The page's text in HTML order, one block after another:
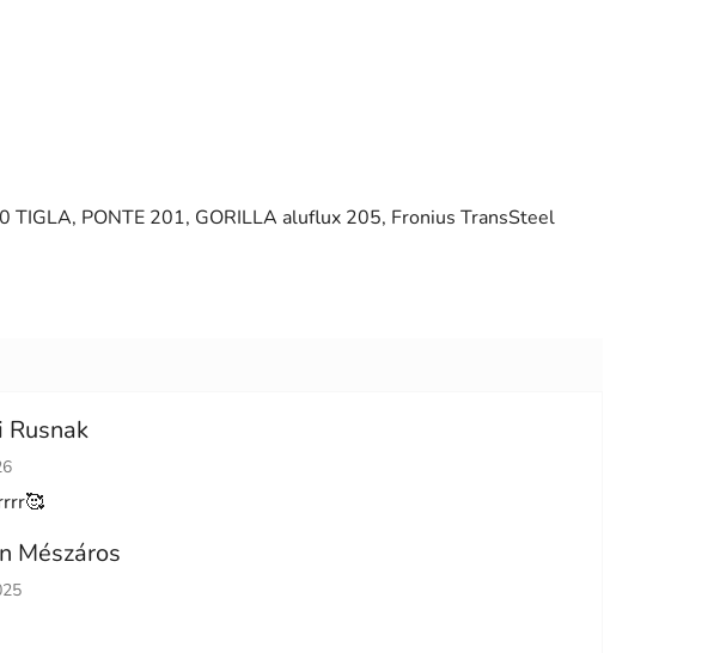
TIGLA, PONTE 201, GORILLA aluflux 205, Fronius TransSteel
obchodu je 5 z 5 hviezdičiek.
Mészáros
obchodu je 5 z 5 hviezdičiek.